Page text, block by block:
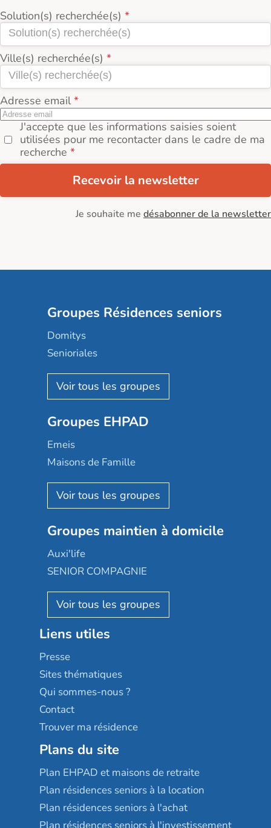
Solution(s) recherchée(s)
Ville(s) recherchée(s)
Adresse email
J'accepte que les informations saisies soient
utilisées pour me recontacter dans le cadre de ma
recherche
Recevoir la newsletter
Je souhaite me désabonner de la newsletter
Groupes Résidences seniors
Domitys
Senioriales
Nohée
Les Résidentiels
Mobicap
Domusvi
Happy Senior
Aquarelia
Nexity edenea
Les jardins d'Arcadie
Occitalia
Appartseniors
Reseda
Stella management
Les villages d'or
Sérénys
Résidences services Villa Médicis
Groupes EHPAD
Emeis
Maisons de Famille
Korian
Emera
Groupe SOS
Le Noble Âge
Almage
Résidalya
Groupe aplus
Groupes maintien à domicile
Auxi'life
SENIOR COMPAGNIE
AGE D'OR Services
Liens utiles
Presse
Sites thématiques
Qui sommes-nous ?
Contact
Trouver ma résidence
Plans du site
Plan EHPAD et maisons de retraite
Plan résidences seniors à la location
Plan résidences seniors à l'achat